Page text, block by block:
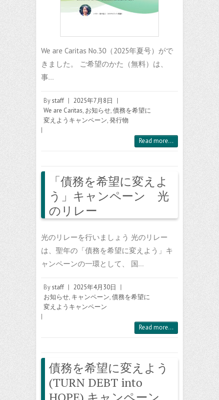
We are Caritas No.30（2025年夏号）がで
きました。 ご希望のかた（無料）は、
事…
Bystaff | 2025年7月8日
|
We are Caritas, お知らせ,債務を希望に
変えようキャンペーン,発行物
|
Read more...
「債務を希望に変えよ
う」キャンペーン 光
のリレー
光のリレーを行いましょう 光のリレー
は、聖年の「債務を希望に変えよう」キ
ャンペーンの一環として、 国…
Bystaff | 2025年4月30日
|
お知らせ, キャンペーン,債務を希望に
変えようキャンペーン
|
Read more...
債務を希望に変えよう
(TURN DEBT into